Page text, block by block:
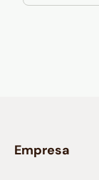
Empresa